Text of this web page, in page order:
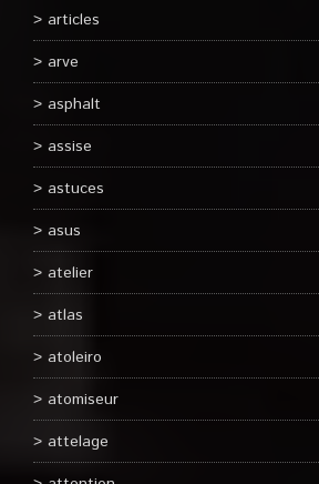
articles
arve
asphalt
assise
astuces
asus
atelier
atlas
atoleiro
atomiseur
attelage